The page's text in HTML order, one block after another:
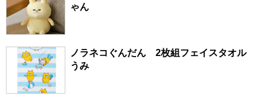
ゃん
ノラネコぐんだん 2枚組フェイスタオル
うみ